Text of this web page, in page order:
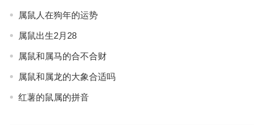
属鼠人在狗年的运势
属鼠出生2月28
属鼠和属马的合不合财
属鼠和属龙的大象合适吗
红薯的鼠属的拼音